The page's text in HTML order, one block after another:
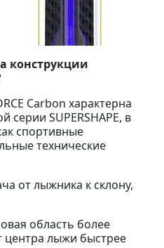
конструкции
Carbon характерна
серии SUPERSHAPE, в
спортивные
технические
от лыжника к склону,
область более
центра лыжи быстрее